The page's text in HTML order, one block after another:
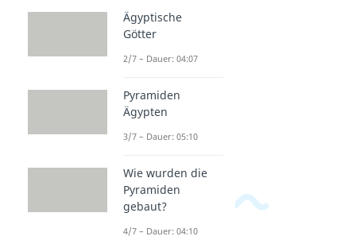
Ägyptische
Götter
2/7 – Dauer: 04:07
Pyramiden
Ägypten
3/7 – Dauer: 05:10
Wie wurden die
Pyramiden
gebaut?
4/7 – Dauer: 04:10